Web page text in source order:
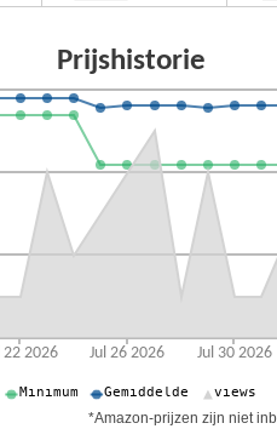
*Amazon-prijzen zijn niet